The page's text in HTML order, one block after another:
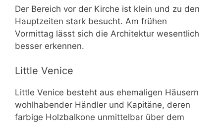
Der Bereich vor der Kirche ist klein und zu den
Hauptzeiten stark besucht. Am frühen
Vormittag lässt sich die Architektur wesentlich
besser erkennen.
Little Venice
Little Venice besteht aus ehemaligen Häusern
wohlhabender Händler und Kapitäne, deren
farbige Holzbalkone unmittelbar über dem